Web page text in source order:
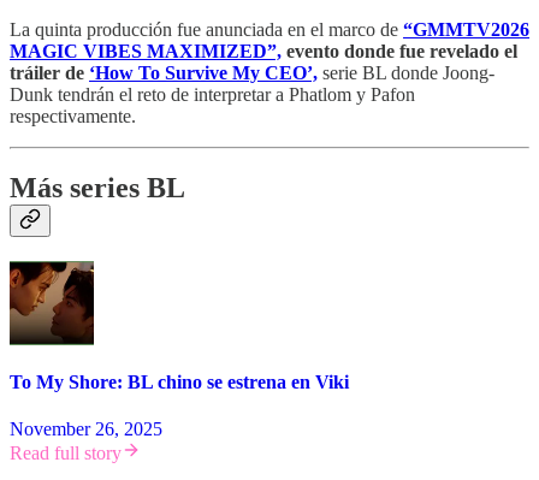
La quinta producción fue anunciada en el marco de “GMMTV2026
MAGIC VIBES MAXIMIZED”, evento donde fue revelado el
tráiler de ‘How To Survive My CEO’, serie BL donde Joong-
Dunk tendrán el reto de interpretar a Phatlom y Pafon
respectivamente.
Más series BL
To My Shore: BL chino se estrena en Viki
November 26, 2025
Read full story